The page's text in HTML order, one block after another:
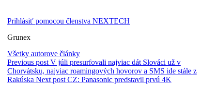
Prihlásiť pomocou členstva NEXTECH
Grunex
Všetky autorove články
Previous post V júli presurfovali najviac dát Slováci už v
Chorvátsku, najviac roamingových hovorov a SMS ide stále z
Rakúska Next post CZ: Panasonic predstavil prvú 4K